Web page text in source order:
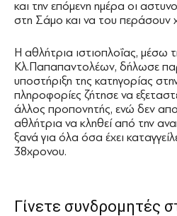
και την επόμενη ημέρα οι
στη Σάμο και να του περάσουν
Η αθλήτρια ιστιοπλοΐας, μέσω
Κλ.Παπαπαντολέων, δήλωσε
υποστήριξη της κατηγορίας
πληροφορίες ζήτησε να
άλλος προπονητής, ενώ δεν
αθλήτρια να κληθεί από την
ξανά για όλα όσα έχει
38χρονου.
Γίνετε συνδρομητές